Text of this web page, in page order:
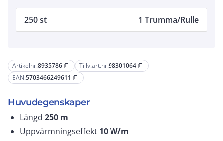
Artikelnr:8935786 content_copy Tillv.art.nr:98301064 content_copy
EAN:5703466249611 content_copy
Huvudegenskaper
Längd 250 m
Uppvärmningseffekt 10W/m
250 st 1 Trumma/Rulle